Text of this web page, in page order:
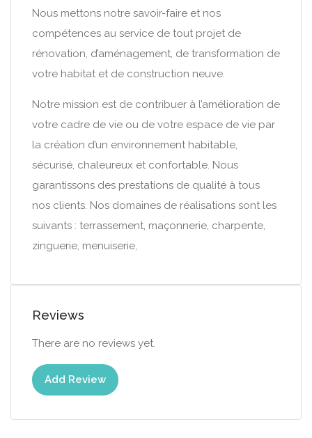
Nous mettons notre savoir-faire et nos
compétences au service de tout projet de
rénovation, d’aménagement, de transformation de
votre habitat et de construction neuve.
Notre mission est de contribuer à l’amélioration de
votre cadre de vie ou de votre espace de vie par
la création d’un environnement habitable,
sécurisé, chaleureux et confortable. Nous
garantissons des prestations de qualité à tous
nos clients. Nos domaines de réalisations sont les
suivants : terrassement, maçonnerie, charpente,
zinguerie, menuiserie,
Reviews
There are no reviews yet.
Add Review